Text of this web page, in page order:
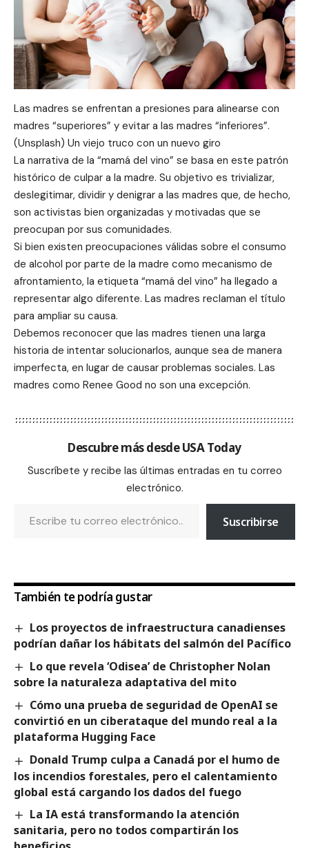
Las madres se enfrentan a presiones para alinearse con
madres “superiores” y evitar a las madres “inferiores”.
(Unsplash) Un viejo truco con un nuevo giro
La narrativa de la “mamá del vino” se basa en este patrón
histórico de culpar a la madre. Su objetivo es trivializar,
deslegitimar, dividir y denigrar a las madres que, de hecho,
son activistas bien organizadas y motivadas que se
preocupan por sus comunidades.
Si bien existen preocupaciones válidas sobre el consumo
de alcohol por parte de la madre como mecanismo de
afrontamiento, la etiqueta “mamá del vino” ha llegado a
representar algo diferente. Las madres reclaman el título
para ampliar su causa.
Debemos reconocer que las madres tienen una larga
historia de intentar solucionarlos, aunque sea de manera
imperfecta, en lugar de causar problemas sociales. Las
madres como Renee Good no son una excepción.
Descubre más desde USA Today
Suscríbete y recibe las últimas entradas en tu correo
electrónico.
Suscribirse
También te podría gustar
Los proyectos de infraestructura canadienses
podrían dañar los hábitats del salmón del Pacífico
Lo que revela ‘Odisea’ de Christopher Nolan
sobre la naturaleza adaptativa del mito
Cómo una prueba de seguridad de OpenAI se
convirtió en un ciberataque del mundo real a la
plataforma Hugging Face
Donald Trump culpa a Canadá por el humo de
los incendios forestales, pero el calentamiento
global está cargando los dados del fuego
La IA está transformando la atención
sanitaria, pero no todos compartirán los